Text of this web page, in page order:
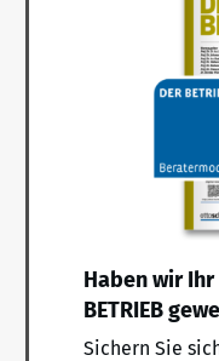
Haben wir Ihr
BETRIEB
Sichern Sie